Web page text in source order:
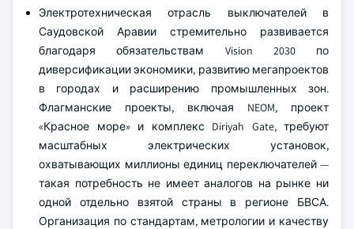
Электротехническая отрасль выключателей в
Саудовской Аравии стремительно развивается
благодаря обязательствам Vision 2030 по
диверсификации экономики, развитию мегапроектов
в городах и расширению промышленных зон.
Флагманские проекты, включая NEOM, проект
«Красное море» и комплекс Diriyah Gate, требуют
масштабных электрических установок,
охватывающих миллионы единиц переключателей —
такая потребность не имеет аналогов на рынке ни
одной отдельно взятой страны в регионе БВСА.
Организация по стандартам, метрологии и качеству